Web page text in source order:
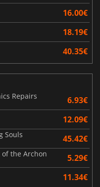
16.00€
18.19€
40.35€
Repairs
6.93€
12.09€
Souls 45.42€
of the Archon 5.29€
11.34€